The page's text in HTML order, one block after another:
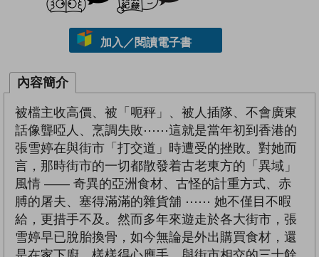
加入／閱讀電子書
內容簡介
被檔主收高價、被「呃秤」、被人插隊、不會廣東
話像聾啞人、烹調失敗⋯⋯這就是當年初到香港的
張雪婷在與街市「打交道」時遭受的挫敗。對她而
言，那時街市的一切都散發着古老東方的「異域」
風情 —— 奇異的亞洲食材、古怪的計重方式、赤
膊的屠夫、塞得滿滿的雜貨舖 ⋯⋯ 她不僅目不暇
給，更措手不及。然而多年來遊走於各大街市，張
雪婷早已脫胎換骨，如今無論是外出購買食材，還